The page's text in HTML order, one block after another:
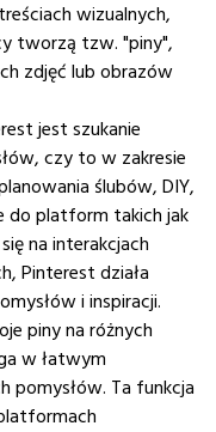
wizualnych,
tworzą tzw. "piny",
zdjęć lub obrazów
jest szukanie
czy to w zakresie
ślubów, DIY,
do platform takich jak
na interakcjach
Pinterest działa
i inspiracji.
piny na różnych
w łatwym
pomysłów. Ta funkcja